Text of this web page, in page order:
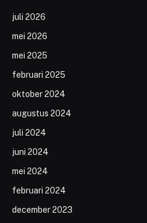
juli 2026
mei 2026
mei 2025
februari 2025
oktober 2024
augustus 2024
juli 2024
juni 2024
mei 2024
februari 2024
december 2023